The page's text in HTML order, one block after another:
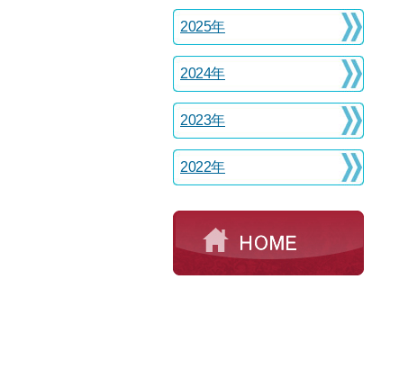
2025年
2024年
2023年
2022年